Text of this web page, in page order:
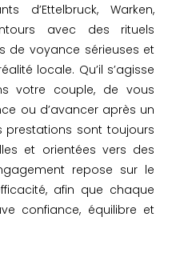
d’Ettelbruck, Warken,
avec des rituels
de voyance sérieuses et
locale. Qu’il s’agisse
votre couple, de vous
ou d’avancer après un
prestations sont toujours
et orientées vers des
repose sur le
afin que chaque
confiance, équilibre et